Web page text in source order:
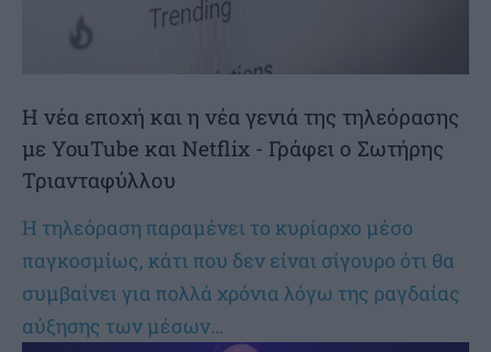
Η νέα εποχή και η νέα γενιά της τηλεόρασης
με YouTube και Netflix - Γράφει ο Σωτήρης
Τριανταφύλλου
Η τηλεόραση παραμένει το κυρίαρχο μέσο
παγκοσμίως, κάτι που δεν είναι σίγουρο ότι θα
συμβαίνει για πολλά χρόνια λόγω της ραγδαίας
αύξησης των μέσων...